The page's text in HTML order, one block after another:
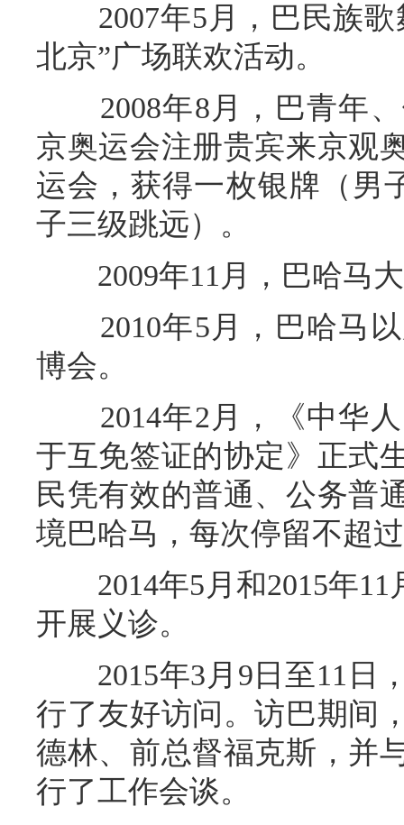
2007年5月，巴民族歌
北京”广场联欢活动。
2008年8月，巴青年、
京奥运会注册贵宾来京观
运会，获得一枚银牌（男
子三级跳远）。
2009年11月，巴哈马大
2010年5月，巴哈马以
博会。
2014年2月，《中华人
于互免签证的协定》正式
民凭有效的普通、公务普
境巴哈马，每次停留不超
2014年5月和2015年11
开展义诊。
2015年3月9日至11日
行了友好访问。访巴期间
德林、前总督福克斯，并
行了工作会谈。